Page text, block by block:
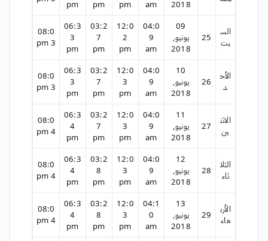
2018
am
pm
pm
pm
الس
بت
25
09
يونيو,
2018
04:0
9
am
12:0
2
pm
03:2
7
pm
06:3
3
pm
08:0
3 pm
الأح
د
26
10
يونيو,
2018
04:0
9
am
12:0
3
pm
03:2
7
pm
06:3
3
pm
08:0
3 pm
الاثن
ين
27
11
يونيو,
2018
04:0
9
am
12:0
3
pm
03:2
7
pm
06:3
4
pm
08:0
4 pm
الثلا
ثاء
28
12
يونيو,
2018
04:0
9
am
12:0
3
pm
03:2
8
pm
06:3
4
pm
08:0
4 pm
الأرب
عاء
29
13
يونيو,
2018
04:1
0
am
12:0
3
pm
03:2
8
pm
06:3
4
pm
08:0
4 pm